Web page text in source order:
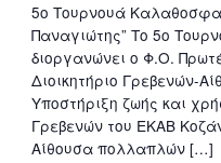
5ο Τουρνουά
Παναγιώτης” Το 5o
διοργανώνει ο Φ.Ο.
Διοικητήριο Γρεβενών-
Υποστήριξη ζωής και
Γρεβενών του ΕΚΑΒ
Αίθουσα πολλαπλών […]